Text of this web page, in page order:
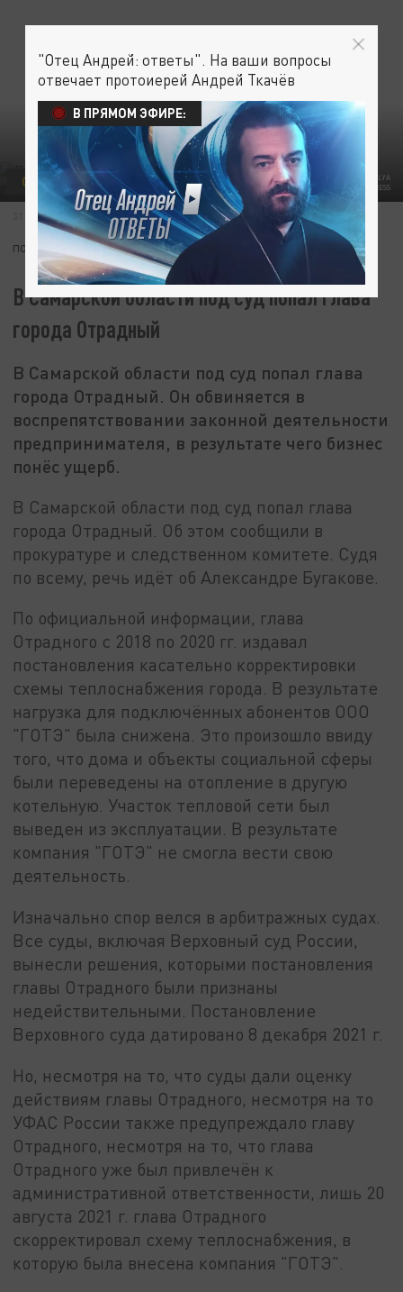
В ГОРОДЕ ОТРАДНЫЙ ВОЗНИК КОНФЛИКТ МЕЖДУ ПРОИЗВОДИТЕЛЯМИ ТЕПЛА ФОТО: ILYA
GALAKHOV/GLOBALLOOKPRESS
ОБЩЕСТВО
31 ЯНВАРЯ 13:32
ПОДПИШИТЕСЬ:
В Самарской области под суд попал глава
города Отрадный
В Самарской области под суд попал глава
города Отрадный. Он обвиняется в
воспрепятствовании законной деятельности
предпринимателя, в результате чего бизнес
понёс ущерб.
В Самарской области под суд попал глава
города Отрадный. Об этом сообщили в
прокуратуре и следственном комитете. Судя
по всему, речь идёт об Александре Бугакове.
По официальной информации, глава
Отрадного с 2018 по 2020 гг. издавал
постановления касательно корректировки
схемы теплоснабжения города. В результате
нагрузка для подключённых абонентов ООО
"ГОТЭ" была снижена. Это произошло ввиду
того, что дома и объекты социальной сферы
были переведены на отопление в другую
котельную. Участок тепловой сети был
выведен из эксплуатации. В результате
компания "ГОТЭ" не смогла вести свою
деятельность.
Изначально спор велся в арбитражных судах.
Все суды, включая Верховный суд России,
вынесли решения, которыми постановления
главы Отрадного были признаны
недействительными. Постановление
Верховного суда датировано 8 декабря 2021 г.
Но, несмотря на то, что суды дали оценку
действиям главы Отрадного, несмотря на то
УФАС России также предупреждало главу
Отрадного, несмотря на то, что глава
Отрадного уже был привлечён к
административной ответственности, лишь 20
августа 2021 г. глава Отрадного
скорректировал схему теплоснабжения, в
которую была внесена компания "ГОТЭ".
"Отец Андрей: ответы". На ваши вопросы
отвечает протоиерей Андрей Ткачёв
В ПРЯМОМ ЭФИРЕ: